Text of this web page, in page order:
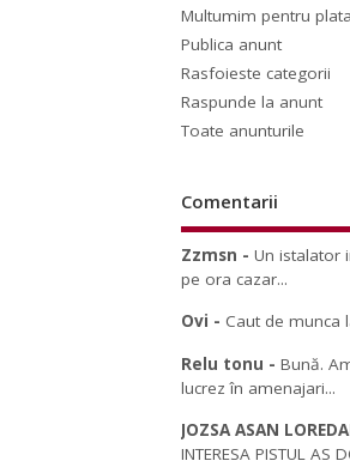
Multumim pentru plata
Publica anunt
Rasfoieste categorii
Raspunde la anunt
Toate anunturile
Comentarii
Zzmsn -Un istalator
pe ora cazar...
Ovi - Caut de munca
Relu tonu -Bună.
lucrez în amenajari...
JOZSA ASAN
INTERESA PISTUL AS